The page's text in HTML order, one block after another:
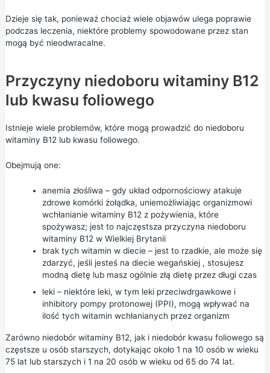
Dzieje się tak, ponieważ chociaż wiele objawów ulega poprawie
podczas leczenia, niektóre problemy spowodowane przez stan
mogą być nieodwracalne.
Przyczyny niedoboru witaminy B12
lub kwasu foliowego
Istnieje wiele problemów, które mogą prowadzić do niedoboru
witaminy B12 lub kwasu foliowego.
Obejmują one:
anemia złośliwa – gdy układ odpornościowy atakuje
zdrowe komórki żołądka, uniemożliwiając organizmowi
wchłanianie witaminy B12 z pożywienia, które
spożywasz; jest to najczęstsza przyczyna niedoboru
witaminy B12 w Wielkiej Brytanii
brak tych witamin w diecie – jest to rzadkie, ale może się
zdarzyć, jeśli jesteś na diecie wegańskiej, stosujesz
modną dietę lub masz ogólnie złą dietę przez długi czas
leki – niektóre leki, w tym leki przeciwdrgawkowe i
inhibitory pompy protonowej (PPI), mogą wpływać na
ilość tych witamin wchłanianych przez organizm
Zarówno niedobór witaminy B12, jak i niedobór kwasu foliowego są
częstsze u osób starszych, dotykając około 1 na 10 osób w wieku
75 lat lub starszych i 1 na 20 osób w wieku od 65 do 74 lat.